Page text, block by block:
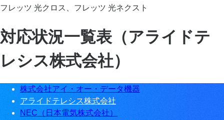
対応状況一覧表（他社ブロードバンドルーター）
対応状況一覧表（アライドテレシス株式会社）
フレッツ 光クロス、フレッツ 光ネクスト
対応状況一覧表（アライドテ
レシス株式会社）
株式会社アイ・オー・データ機器
アライドテレシス株式会社
NEC（日本電気株式会社）